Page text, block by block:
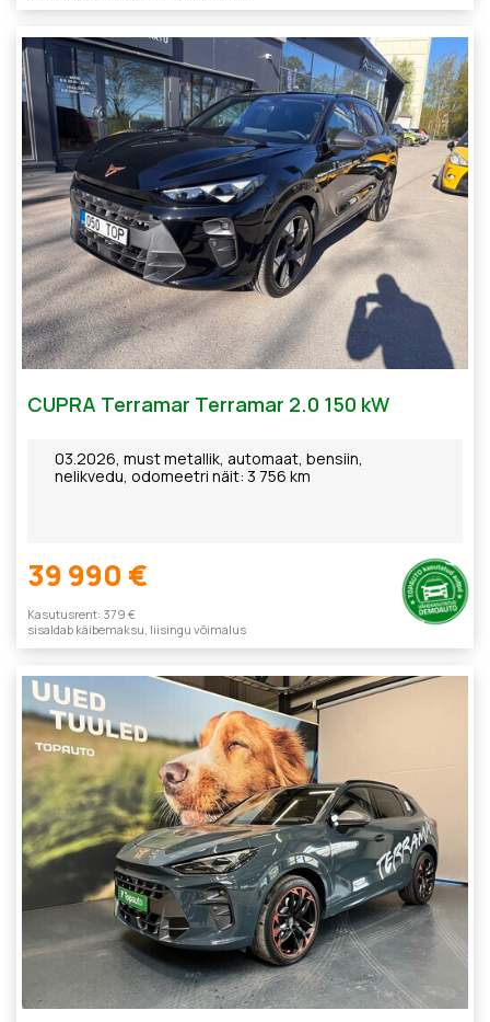
CUPRA Terramar Terramar 2.0 150 kW
03.2026, must metallik, automaat, bensiin,
nelikvedu, odomeetri näit: 3 756 km
39 990 €
Kasutusrent: 379 €
sisaldab käibemaksu, liisingu võimalus